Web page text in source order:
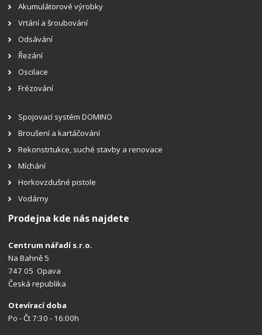
Akumulátorové výrobky
Vrtání a šroubování
Odsávání
Řezání
Oscilace
Frézování
Spojovací systém DOMINO
Broušení a kartáčování
Rekonstrtukce, suché stavby a renovace
Míchání
Horkovzdušné pistole
Vodárny
Prodejna kde nás najdete
Centrum nářadí s.r.o.
Na Bahně 5
747 05 Opava
Česká republika
Otevírací doba
Po - Čt 7:30 - 16:00h